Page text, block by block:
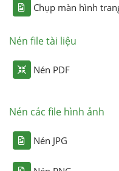
Chụp màn hình
Nén file tài liệu
Nén PDF
Nén các file hình ảnh
Nén JPG